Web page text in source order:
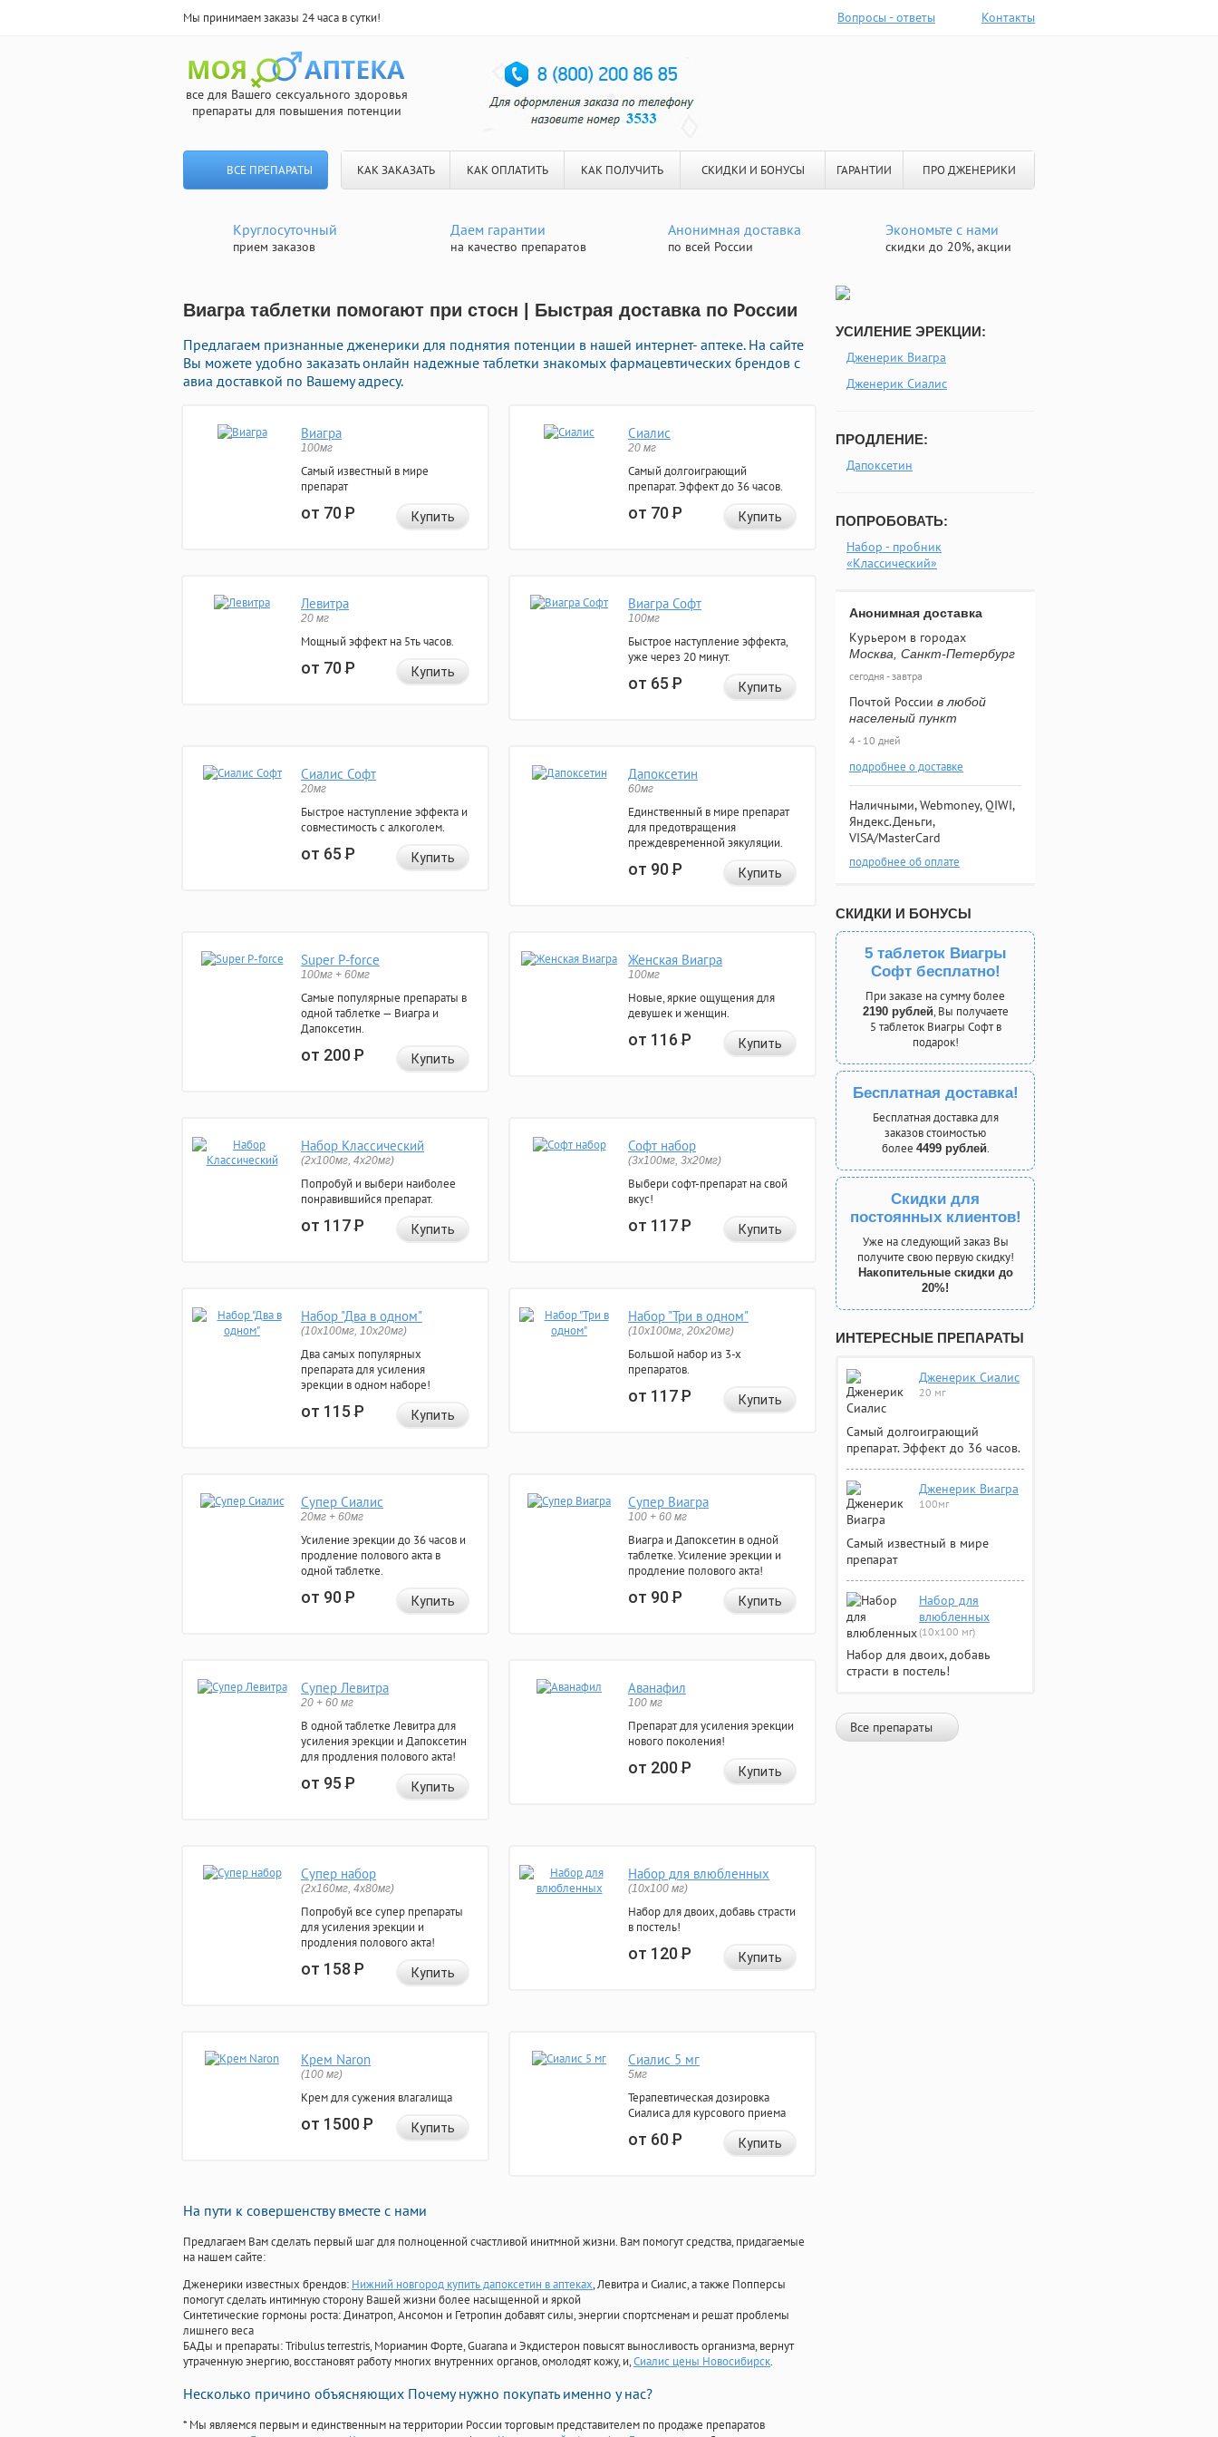
Мы принимаем заказы 24 часа в сутки! Вопросы - ответы Контакты
все для Вашего сексуального здоровья
препараты для повышения потенции
ВСЕ ПРЕПАРАТЫ КАК ЗАКАЗАТЬ КАК ОПЛАТИТЬ КАК ПОЛУЧИТЬ СКИДКИ И БОНУСЫ ГАРАНТИИ ПРО ДЖЕНЕРИКИ
Круглосуточный
прием заказов
Даем гарантии
на качество препаратов
Анонимная доставка
по всей России
Экономьте с нами
скидки до 20%, акции
Виагра таблетки помогают при стосн | Быстрая доставка по России
Предлагаем признанные дженерики для поднятия потенции в нашей интернет- аптеке. На сайте
Вы можете удобно заказать онлайн надежные таблетки знакомых фармацевтических брендов с
авиа доставкой по Вашему адресу.
Виагра
100мг
Самый известный в мире
препарат
от 70Р Купить
Сиалис
20 мг
Самый долгоиграющий
препарат. Эффект до 36 часов.
от 70Р Купить
Левитра
20 мг
Мощный эффект на 5ть часов.
от 70Р Купить
Виагра Софт
100мг
Быстрое наступление эффекта,
уже через 20 минут.
от 65Р Купить
Сиалис Софт
20мг
Быстрое наступление эффекта и
совместимость с алкоголем.
от 65Р Купить
Дапоксетин
60мг
Единственный в мире препарат
для предотвращения
преждевременной эякуляции.
от 90Р Купить
Super P-force
100мг + 60мг
Самые популярные препараты в
одной таблетке — Виагра и
Дапоксетин.
от 200Р Купить
Женская Виагра
100мг
Новые, яркие ощущения для
девушек и женщин.
от 116Р Купить
Набор Классический
(2x100мг, 4x20мг)
Попробуй и выбери наиболее
понравившийся препарат.
от 117Р Купить
Софт набор
(3x100мг, 3x20мг)
Выбери софт-препарат на свой
вкус!
от 117Р Купить
Набор "Два в одном"
(10x100мг, 10x20мг)
Два самых популярных
препарата для усиления
эрекции в одном наборе!
от 115Р Купить
Набор "Три в одном"
(10x100мг, 20x20мг)
Большой набор из 3-х
препаратов.
от 117Р Купить
Супер Сиалис
20мг + 60мг
Усиление эрекции до 36 часов и
продление полового акта в
одной таблетке.
от 90Р Купить
Супер Виагра
100 + 60 мг
Виагра и Дапоксетин в одной
таблетке. Усиление эрекции и
продление полового акта!
от 90Р Купить
Супер Левитра
20 + 60 мг
В одной таблетке Левитра для
усиления эрекции и Дапоксетин
для продления полового акта!
от 95Р Купить
Аванафил
100 мг
Препарат для усиления эрекции
нового поколения!
от 200Р Купить
Супер набор
(2х160мг, 4х80мг)
Попробуй все супер препараты
для усиления эрекции и
продления полового акта!
от 158Р Купить
Набор для влюбленных
(10х100 мг)
Набор для двоих, добавь страсти
в постель!
от 120Р Купить
Крем Naron
(100 мг)
Крем для сужения влагалища
от 1500Р Купить
Сиалис 5 мг
5мг
Терапевтическая дозировка
Сиалиса для курсового приема
от 60Р Купить
На пути к совершенству вместе с нами
Предлагаем Вам сделать первый шаг для полноценной счастливой инитмной жизни. Вам помогут средства, придагаемые
на нашем сайте:
Дженерики известных брендов: Нижний новгород купить дапоксетин в аптеках, Левитра и Сиалис, а также Попперсы
помогут сделать интимную сторону Вашей жизни более насыщенной и яркой
Синтетические гормоны роста: Динатроп, Ансомон и Гетропин добавят силы, энергии спортсменам и решат проблемы
лишнего веса
БАДы и препараты:Tribulus terrestris, Мориамин Форте, Guarana и Экдистерон повысят выносливость организма, вернут
утраченную энергию, восстановят работу многих внутренних органов, омолодят кожу, и,Сиалис цены Новосибирск.
Несколько причино объясняющих Почему нужно покупать именно у нас?
* Мы являемся первым и единственным на территории России торговым представителем по продаже препаратов
УСИЛЕНИЕ ЭРЕКЦИИ:
Дженерик Виагра
Дженерик Сиалис
ПРОДЛЕНИЕ:
Дапоксетин
ПОПРОБОВАТЬ:
Набор - пробник
«Классический»
Анонимная доставка
Курьером в городах
Москва, Санкт-Петербург
сегодня - завтра
Почтой России в любой
населеный пункт
4 - 10 дней
подробнее о доставке
Наличными, Webmoney, QIWI,
Яндекс.Деньги,
VISA/MasterCard
подробнее об оплате
СКИДКИ И БОНУСЫ
5 таблеток Виагры
Софт бесплатно!
При заказе на сумму более
2190 рублей, Вы получаете
5 таблеток Виагры Софт в
подарок!
Бесплатная доставка!
Бесплатная доставка для
заказов стоимостью
более 4499 рублей.
Скидки для
постоянных клиентов!
Уже на следующий заказ Вы
получите свою первую скидку!
Накопительные скидки до
20%!
ИНТЕРЕСНЫЕ ПРЕПАРАТЫ
Дженерик Сиалис
20 мг
Самый долгоиграющий
препарат. Эффект до 36 часов.
Дженерик Виагра
100мг
Самый известный в мире
препарат
Набор для
влюбленных
(10х100 мг)
Набор для двоих, добавь
страсти в постель!
Все препараты